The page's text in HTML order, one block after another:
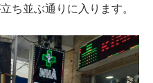
ち並ぶ通りに入ります。